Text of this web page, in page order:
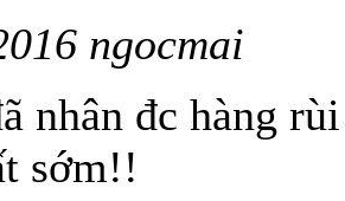
ngocmai
nhân đc hàng
sớm!!